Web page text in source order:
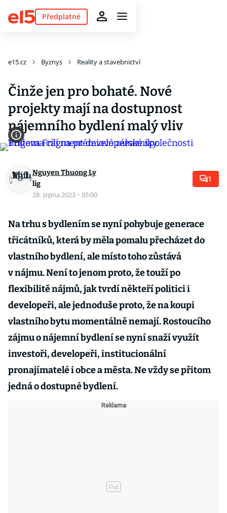
Předplatné
e15.cz Byznys Reality a stavebnictví
Činže jen pro bohaté. Nové
projekty mají na dostupnost
nájemního bydlení malý vliv
Nguyen Thuong Ly
lig
28. srpna 2023 · 05:00
1
Na trhu s bydlením se nyní pohybuje generace
třicátníků, která by měla pomalu přecházet do
vlastního bydlení, ale místo toho zůstává
v nájmu. Není to jenom proto, že touží po
flexibilitě nájmů, jak tvrdí někteří politici i
developeři, ale jednoduše proto, že na koupi
vlastního bytu momentálně nemají. Rostoucího
zájmu o nájemní bydlení se nyní snaží využít
investoři, developeři, institucionální
pronajímatelé i obce a města. Ne vždy se přitom
jedná o dostupné bydlení.